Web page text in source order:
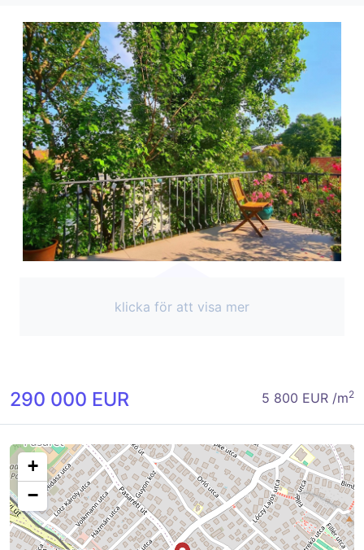
klicka för att visa mer
290 000 EUR 5 800 EUR /m2
+
−